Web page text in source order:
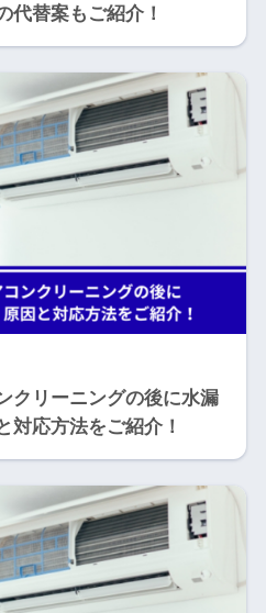
代替案もご紹介！
クリーニングの後に水漏
対応方法をご紹介！